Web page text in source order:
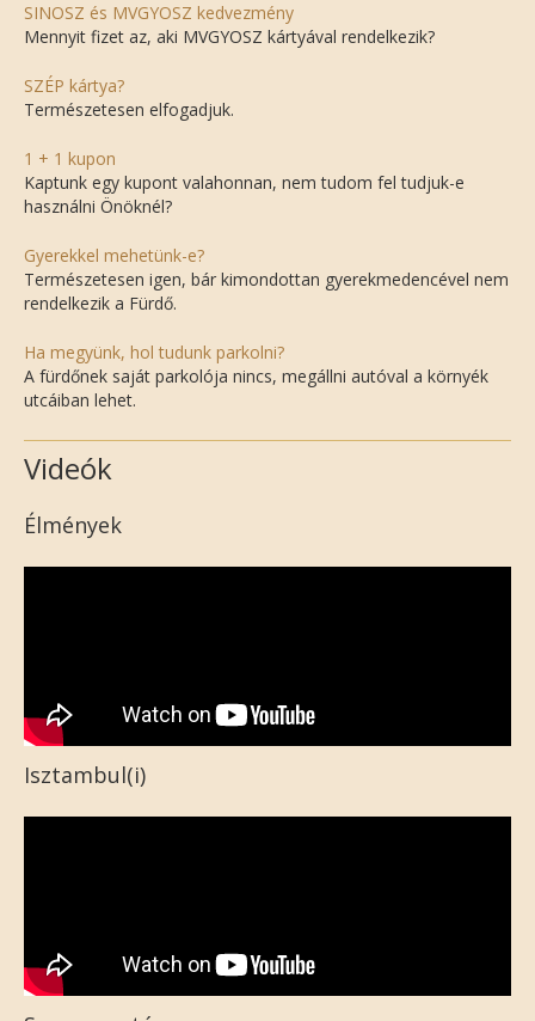
SINOSZ és MVGYOSZ kedvezmény
Mennyit fizet az, aki MVGYOSZ kártyával rendelkezik?
SZÉP kártya?
Természetesen elfogadjuk.
1 + 1 kupon
Kaptunk egy kupont valahonnan, nem tudom fel tudjuk-e
használni Önöknél?
Gyerekkel mehetünk-e?
Természetesen igen, bár kimondottan gyerekmedencével nem
rendelkezik a Fürdő.
Ha megyünk, hol tudunk parkolni?
A fürdőnek saját parkolója nincs, megállni autóval a környék
utcáiban lehet.
Videók
Élmények
Isztambul(i)